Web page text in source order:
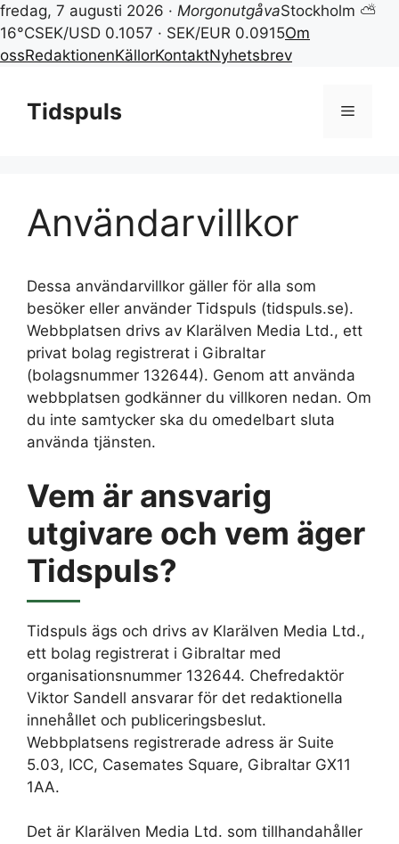
fredag, 7 augusti 2026 · MorgonutgåvaStockholm ⛅
16°CSEK/USD 0.1057 · SEK/EUR 0.0915Om
ossRedaktionenKällorKontaktNyhetsbrev
innehållTidspuls Meny
Användarvillkor
Dessa användarvillkor gäller för alla som
besöker eller använder Tidspuls (tidspuls.se).
Webbplatsen drivs av Klarälven Media Ltd., ett
privat bolag registrerat i Gibraltar
(bolagsnummer 132644). Genom att använda
webbplatsen godkänner du villkoren nedan. Om
du inte samtycker ska du omedelbart sluta
använda tjänsten.
Vem är ansvarig
utgivare och vem äger
Tidspuls?
Tidspuls ägs och drivs av Klarälven Media Ltd.,
ett bolag registrerat i Gibraltar med
organisationsnummer 132644. Chefredaktör
Viktor Sandell ansvarar för det redaktionella
innehållet och publiceringsbeslut.
Webbplatsens registrerade adress är Suite
5.03, ICC, Casemates Square, Gibraltar GX11
1AA.
Det är Klarälven Media Ltd. som tillhandahåller